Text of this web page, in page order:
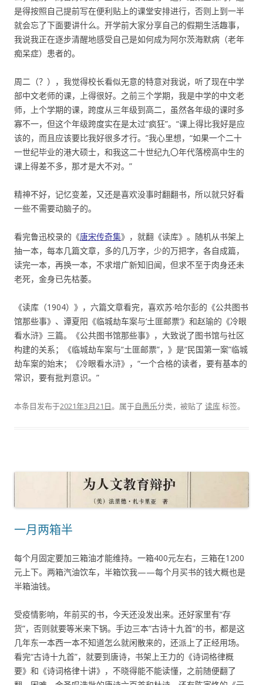
是得按照自己提前写在便利贴上的课堂安排进行，否则上到一半
就会忘了下面要讲什么。开学前大家分享自己的假期生活趣事，
我说我正在逐步清醒地感受自己是如何成为阿尔茨海默病（老年
痴呆症）患者的。
周二（？），我觉得校长看似无意的特意对我说，听了现在中学
部中文老师的课，上得很好。之前三个学期，我是中学的中文老
师，上个学期的课，跨度从三年级到高二，虽然各年级的课时多
寡不一，但这个年级跨度实在是太过“疯狂”。“课上得比我好是应
该的，而且应该要比我好很多才行。”我心里想，“如果一个二十
一世纪毕业的港大硕士，和我这二十世纪九〇年代落榜高中生的
课上得差不多，那才是大不对。”
精神不好，记忆变差，又还是喜欢没事时翻翻书，所以就只好看
一些不需要动脑子的。
看完鲁迅校录的《唐宋传奇集》，就翻《读库》。随机从书架上
抽一本，每本几篇文章，多的几万字，少的万把字，各自成篇，
读完一本，再换一本，不求增广新知旧闻，但求不至于肉身还未
老死，金身已先枯萎。
《读库（1904）》，六篇文章看完，喜欢苏·哈尔彭的《公共图书
馆那些事》、谭夏阳《临城劫车案与‘土匪邮票’》和赵瑜的《冷眼
看水浒》三篇。《公共图书馆那些事》，大致说了图书馆与社区
构建的关系；《临城劫车案与“土匪邮票”，》是“民国第一案”临城
劫车案的始末；《冷眼看水浒》，“一个合格的读者，要有基本的
常识，要有批判意识。”
本条目发布于2021年3月21日。属于自愚乐分类，被贴了 读库标签。
一月两箱半
每个月固定要加三箱油才能维持。一箱400元左右，三箱在1200
元上下。两箱汽油饮车，半箱饮我——每个月买书的钱大概也是
半箱油钱。
受疫情影响，年前买的书，今天还没发出来。还好家里有“存
货”，否则就要等米来下锅。手边三本“古诗十九首”的书，都是这
几年东一本西一本不知道怎么就闲散来的，还派上了正经用场。
看完“古诗十九首”，就要到唐诗，书架上王力的《诗词格律概
要》和《诗词格律十讲》，不晓得能不能读懂，之前随便翻了